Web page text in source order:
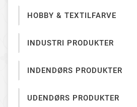
HOBBY & TEXTILFARVE
INDUSTRI PRODUKTER
INDENDØRS PRODUKTER
UDENDØRS PRODUKTER